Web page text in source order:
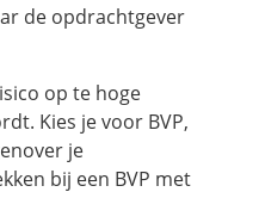
de opdrachtgever
op te hoge
Kies je voor BVP,
je
bij een BVP met